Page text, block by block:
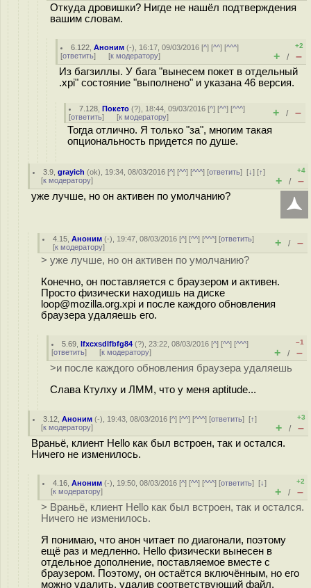
Откуда дровишки? Нигде не нашёл подтверждения
вашим словам.
6.122 ,Аноним (-), 16:17, 09/03/2016 [^] [^^] [^^^]
[ответить] [к модератору]
+2
+ / –
Из багзиллы. У бага "вынесем покет в отдельный
.xpi" состояние "выполнено" и указана 46 версия.
7.128 ,Покето (?), 18:44, 09/03/2016 [^] [^^] [^^^]
[ответить] [к модератору] + / –
Тогда отлично. Я только "за", многим такая
опциональность придется по душе.
3.9 ,grayich (ok), 19:34, 08/03/2016 [^] [^^] [^^^] [ответить][↓] [↑]
[к модератору]
+4
+ / –
уже лучше, но он активен по умолчанию?
4.15 ,Аноним (-), 19:47, 08/03/2016 [^] [^^] [^^^] [ответить]
[к модератору] + / –
> уже лучше, но он активен по умолчанию?
Конечно, он поставляется с браузером и активен.
Просто физически находишь на диске
loop@mozilla.org.xpi и после каждого обновления
браузера удаляешь его.
5.69 ,lfxcxsdlfbfg84 (?), 23:22, 08/03/2016 [^] [^^] [^^^]
[ответить] [к модератору]
–1
+ / –
>и после каждого обновления браузера удаляешь
Слава Ктулху и ЛММ, что у меня aptitude...
3.12 ,Аноним (-), 19:43, 08/03/2016 [^] [^^] [^^^] [ответить][↑]
[к модератору]
+3
+ / –
Враньё, клиент Hello как был встроен, так и остался.
Ничего не изменилось.
4.16 ,Аноним (-), 19:50, 08/03/2016 [^] [^^] [^^^] [ответить][↓]
[к модератору]
+2
+ / –
> Враньё, клиент Hello как был встроен, так и остался.
Ничего не изменилось.
Я понимаю, что анон читает по диагонали, поэтому
ещё раз и медленно. Hello физически вынесен в
отдельное дополнение, поставляемое вместе с
браузером. Поэтому, он остаётся включённым, но его
можно удалить, удалив соответствующий файл.